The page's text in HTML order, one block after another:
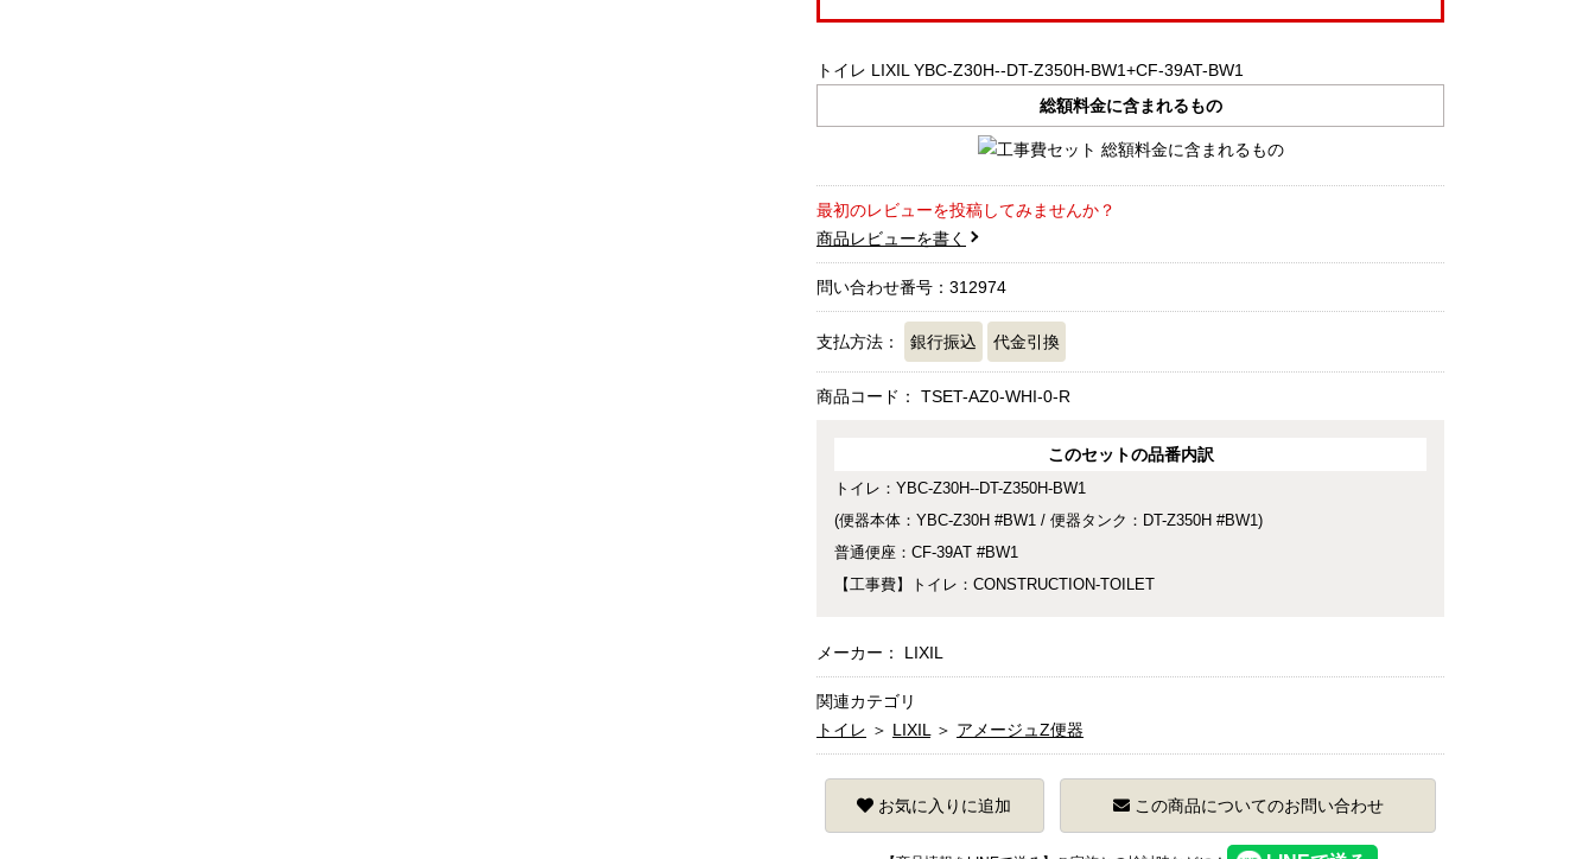
トイレ LIXIL YBC-Z30H--DT-Z350H-BW1+CF-39AT-BW1
総額料金に含まれるもの
最初のレビューを投稿してみませんか？
商品レビューを書く
問い合わせ番号：312974
支払方法： 銀行振込 代金引換
商品コード： TSET-AZ0-WHI-0-R
このセットの品番内訳
トイレ：YBC-Z30H--DT-Z350H-BW1
(便器本体：YBC-Z30H #BW1 / 便器タンク：DT-Z350H #BW1)
普通便座：CF-39AT #BW1
【工事費】トイレ：CONSTRUCTION-TOILET
メーカー： LIXIL
関連カテゴリ
トイレ ＞ LIXIL ＞ アメージュZ便器
お気に入りに追加 この商品についてのお問い合わせ